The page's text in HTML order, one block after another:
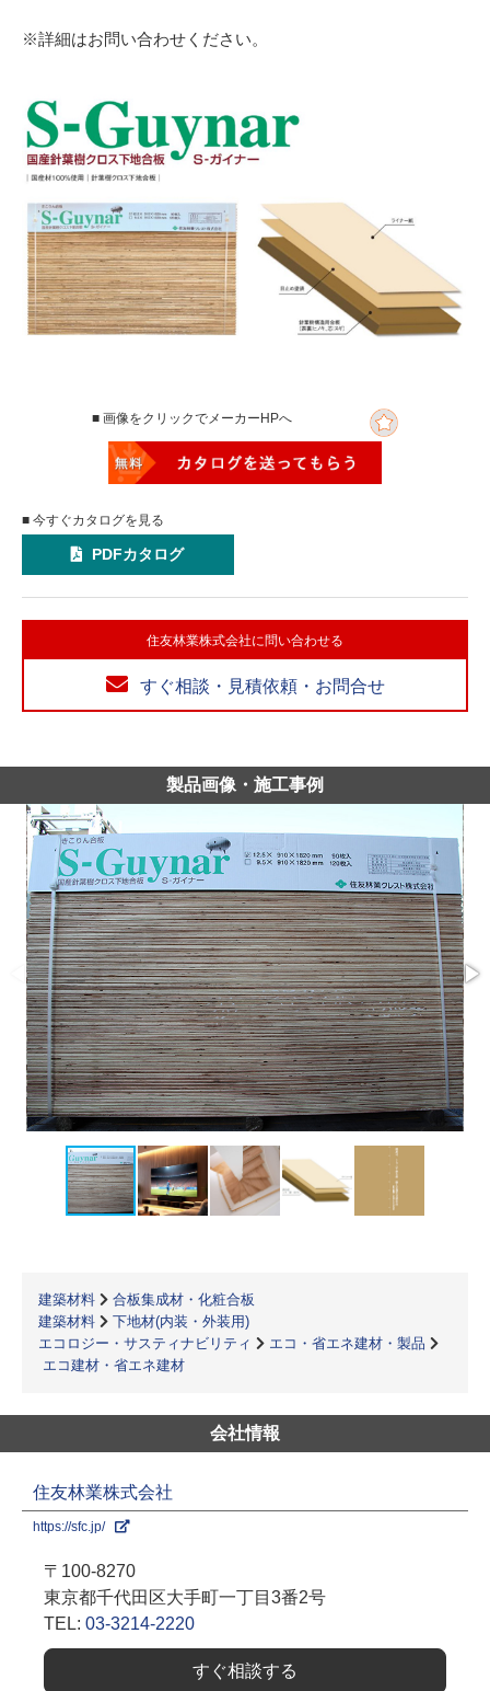
※詳細はお問い合わせください。
■ 画像をクリックでメーカーHPへ
■ 今すぐカタログを見る
PDFカタログ
住友林業株式会社に問い合わせる
すぐ相談・見積依頼・お問合せ
製品画像・施工事例
建築材料
合板集成材・化粧合板
建築材料
下地材(内装・外装用)
エコロジー・サスティナビリティ
エコ・省エネ建材・製品
エコ建材・省エネ建材
会社情報
住友林業株式会社
https://sfc.jp/
〒100-8270
東京都千代田区大手町一丁目3番2号
TEL: 03-3214-2220
すぐ相談する